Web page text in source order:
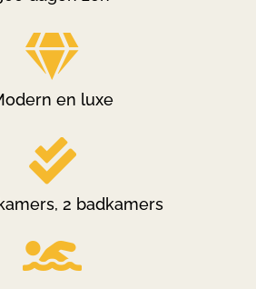

en luxe

2 badkamers
